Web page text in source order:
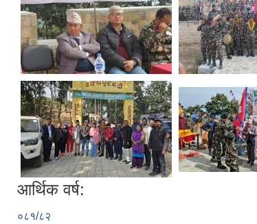
आर्थिक वर्ष:
०८१/८२